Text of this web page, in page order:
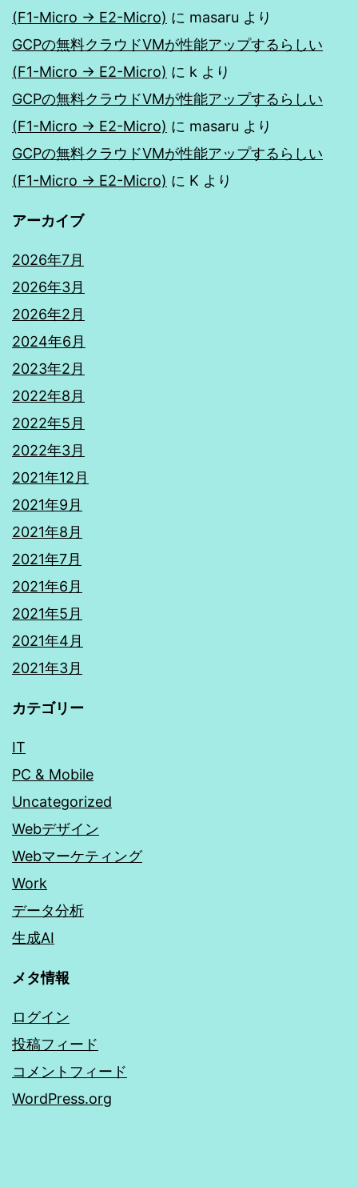
(F1-Micro → E2-Micro) に masaru より
GCPの無料クラウドVMが性能アップするらしい
(F1-Micro → E2-Micro) に k より
GCPの無料クラウドVMが性能アップするらしい
(F1-Micro → E2-Micro) に masaru より
GCPの無料クラウドVMが性能アップするらしい
(F1-Micro → E2-Micro) に K より
アーカイブ
2026年7月
2026年3月
2026年2月
2024年6月
2023年2月
2022年8月
2022年5月
2022年3月
2021年12月
2021年9月
2021年8月
2021年7月
2021年6月
2021年5月
2021年4月
2021年3月
カテゴリー
IT
PC & Mobile
Uncategorized
Webデザイン
Webマーケティング
Work
データ分析
生成AI
メタ情報
ログイン
投稿フィード
コメントフィード
WordPress.org